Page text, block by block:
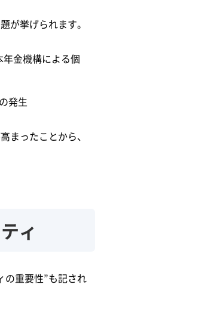
が挙げられます。
金機構による個
発生
まったことから、
ィ
の重要性”も記され